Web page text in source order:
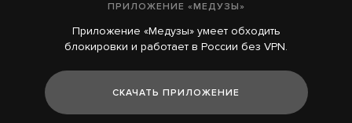
Зеленский: США будут каждый месяц
поставлять Украине ракеты для Patriot
19 часов назад
ПРИЛОЖЕНИЕ «МЕДУЗЫ»
Приложение «Медузы» умеет обходить
блокировки и работает в России без VPN.
СКАЧАТЬ ПРИЛОЖЕНИЕ